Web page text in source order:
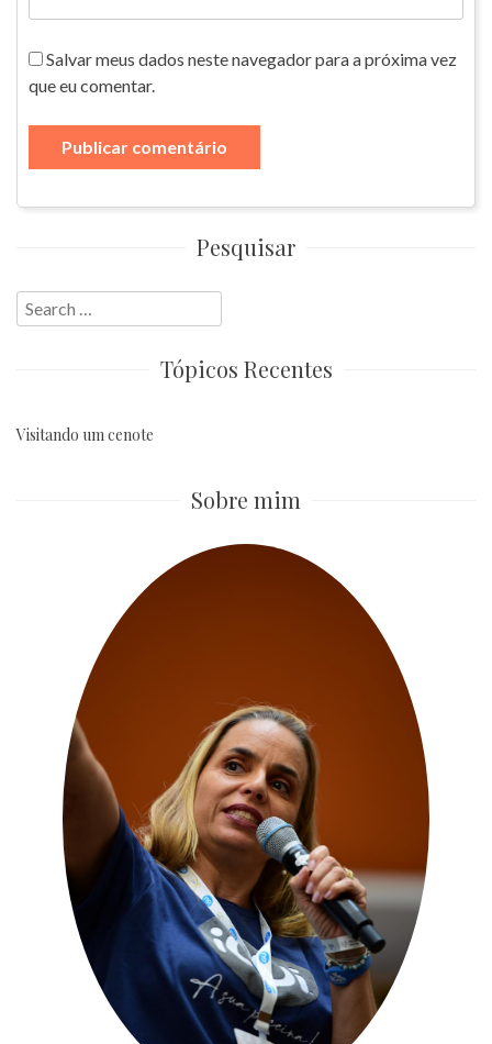
Salvar meus dados neste navegador para a próxima vez
que eu comentar.
Pesquisar
Search
for:
Tópicos Recentes
Visitando um cenote
Sobre mim